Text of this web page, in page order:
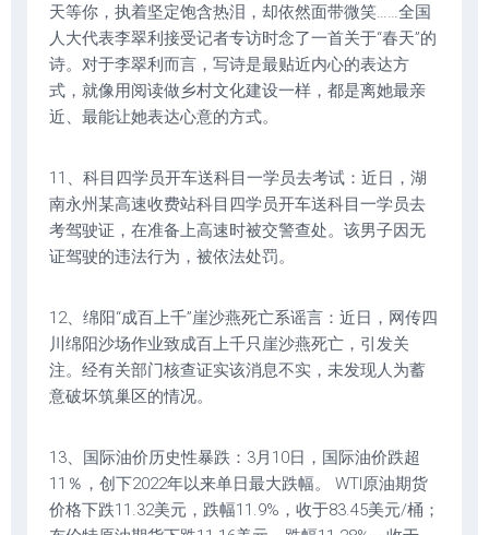
天等你，执着坚定饱含热泪，却依然面带微笑……全国
人大代表李翠利接受记者专访时念了一首关于“春天”的
诗。对于李翠利而言，写诗是最贴近内心的表达方
式，就像用阅读做乡村文化建设一样，都是离她最亲
近、最能让她表达心意的方式。
11、科目四学员开车送科目一学员去考试：近日，湖
南永州某高速收费站科目四学员开车送科目一学员去
考驾驶证，在准备上高速时被交警查处。该男子因无
证驾驶的违法行为，被依法处罚。
12、绵阳“成百上千”崖沙燕死亡系谣言：近日，网传四
川绵阳沙场作业致成百上千只崖沙燕死亡，引发关
注。经有关部门核查证实该消息不实，未发现人为蓄
意破坏筑巢区的情况。‌
13、国际油价历史性暴跌：3月10日，国际油价跌超
11％，创下2022年以来单日最大跌幅。 WTI原油期货
价格下跌11.32美元，跌幅11.9%，收于83.45美元/桶；